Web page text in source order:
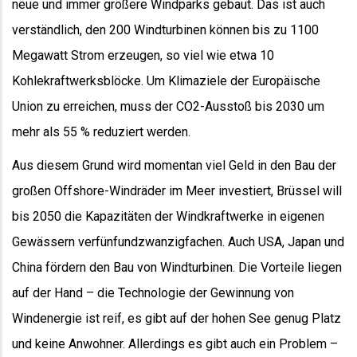
neue und immer größere Windparks gebaut. Das ist auch
verständlich, den 200 Windturbinen können bis zu 1100
Megawatt Strom erzeugen, so viel wie etwa 10
Kohlekraftwerksblöcke. Um Klimaziele der Europäische
Union zu erreichen, muss der CO2-Ausstoß bis 2030 um
mehr als 55 % reduziert werden.
Aus diesem Grund wird momentan viel Geld in den Bau der
großen Offshore-Windräder im Meer investiert, Brüssel will
bis 2050 die Kapazitäten der Windkraftwerke in eigenen
Gewässern verfünfundzwanzigfachen. Auch USA, Japan und
China fördern den Bau von Windturbinen. Die Vorteile liegen
auf der Hand – die Technologie der Gewinnung von
Windenergie ist reif, es gibt auf der hohen See genug Platz
und keine Anwohner. Allerdings es gibt auch ein Problem –